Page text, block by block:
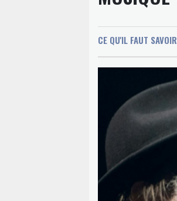
CE QU'IL FAUT SAVOIR